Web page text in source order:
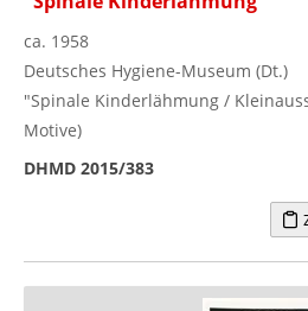
ca. 1958
Deutsches Hygiene-Museum (Dt.)
"Spinale Kinderlähmung /
Motive)
DHMD 2015/383